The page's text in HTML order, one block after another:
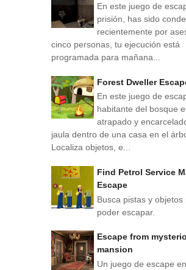
En este juego de
prisión, has sido
recientemente por
cinco personas, tu ejecución está
programada para mañana...
Forest Dweller
En este juego de
habitante del bosque
atrapado y
jaula dentro de una casa en el
Localiza objetos, e...
Find Petrol Service
Escape
Busca pistas y objetos
poder escapar.
Escape from
mansion
Un juego de escape